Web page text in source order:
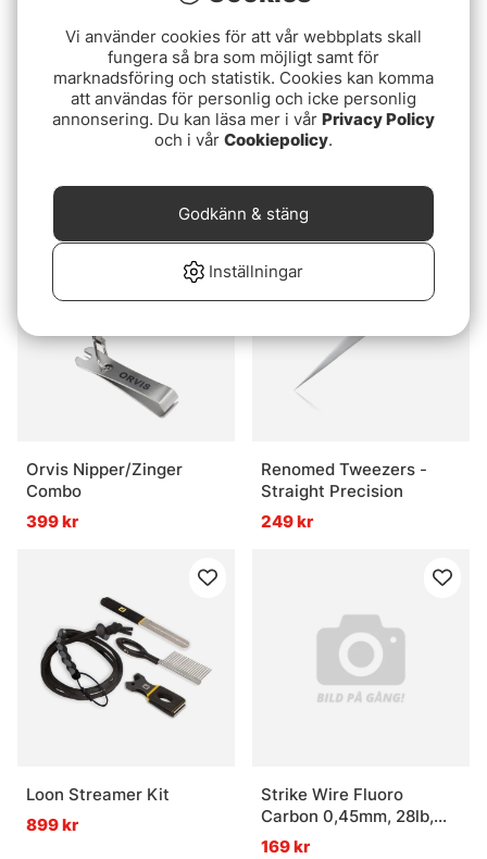
Tiemco Razor scissor
DR Slick All Purpose
Orvis Nipper/Zinger
Combo
399 kr
Renomed Tweezers -
Straight Precision
249 kr
Loon Streamer Kit
899 kr
Strike Wire Fluoro
Carbon 0,45mm, 28lb,
50m
169 kr
Vi använder cookies för att vår webbplats skall
fungera så bra som möjligt samt för
marknadsföring och statistik. Cookies kan komma
att användas för personlig och icke personlig
annonsering. Du kan läsa mer i vår Privacy Policy
och i vår Cookiepolicy.
Inställningar
Godkänn & stäng